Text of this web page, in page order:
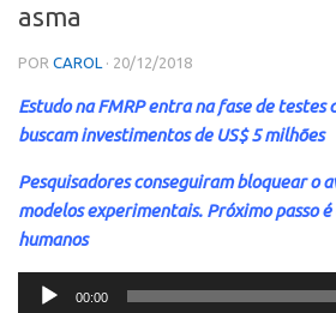
Polos
Polo Capital
Polo Lorena
Polo Ribeirão Preto
Polo São Carlos
Programas
Bolsa Startup USP
asma
POR CAROL · 20/12/2018
Estudo na FMRP entra na fase de testes
buscam investimentos de US$ 5 milhões
Pesquisadores conseguiram bloquear o
modelos experimentais. Próximo passo é
humanos
Tocador
00:00